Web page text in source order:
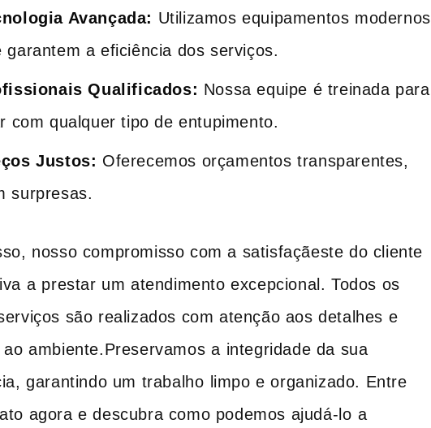
Avançada: Utilizamos equipamentos modernos
garantem a eficiência dos serviços.
Qualificados: Nossa equipe é treinada para
com qualquer tipo de‍ entupimento.
Justos: Oferecemos orçamentos transparentes,
surpresas.
nosso compromisso com a satisfaçãeste do cliente
⁤a prestar um atendimento excepcional. Todos os
são realizados com atenção aos detalhes e
ao ambiente.Preservamos a ⁣integridade ‍da sua
garantindo um trabalho⁤ limpo e organizado. Entre
agora e descubra como podemos ajudá-lo ⁢a